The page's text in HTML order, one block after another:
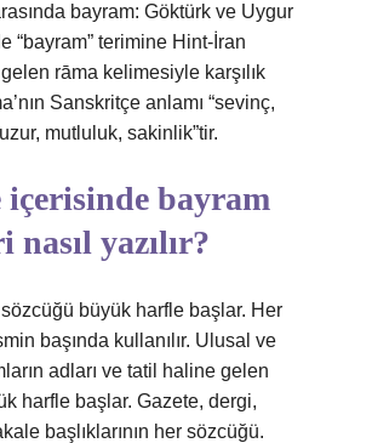
bayram: Göktürk ve Uygur
“bayram” terimine Hint-İran
rāma kelimesiyle karşılık
Sanskritçe anlamı “sevinç,
mutluluk, sakinlik”tir.
içerisinde bayram
nasıl yazılır?
büyük harfle başlar. Her
başında kullanılır. Ulusal ve
adları ve tatil haline gelen
harfle başlar. Gazete, dergi,
başlıklarının her sözcüğü.